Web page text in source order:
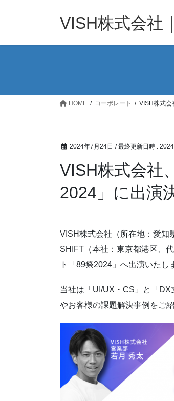
VISH株式会社
HOME コーポレート VISH株式会
2024年7月24日 / 最終更新日時 :
VISH株式会社
2024」に出演
VISH株式会社（所在地：愛知
SHIFT（本社：東京都港区、
ト「89祭2024」へ出演いたし
当社は「UI/UX・CS」と「
やお客様の課題解決事例をご